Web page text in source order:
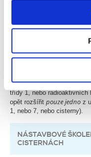
sdílíme se svými
analýzy. Partneři tyto
dalšími informacemi,
získali v důsledku
OSVĚDČENÍ ADR
přepravu výbušnin (tř.
školení (buď tř. 1, nebo
V rámci obnovovacího
přepravu v cisternách,
třídy 1, nebo
opět rozšířit pouze jedno z
1, nebo 7, nebo cisterny).
NÁSTAVBOVÉ
CISTERNÁCH